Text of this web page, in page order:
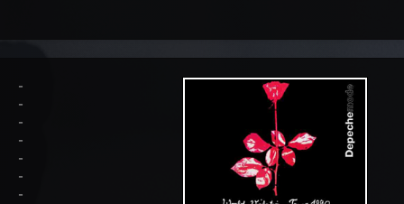
-
-
-
-
-
-
-